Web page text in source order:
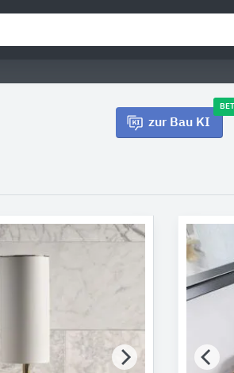
zur Bau KI